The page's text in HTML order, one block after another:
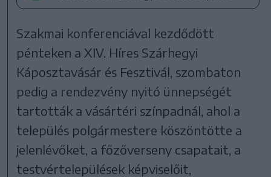
Szakmai konferenciával kezdődött
pénteken a XIV. Híres Szárhegyi
Káposztavásár és Fesztivál, szombaton
pedig a rendezvény nyitó ünnepségét
tartották a vásártéri színpadnál, ahol a
település polgármestere köszöntötte a
jelenlévőket, a főzőverseny csapatait, a
testvértelepülések képviselőit,